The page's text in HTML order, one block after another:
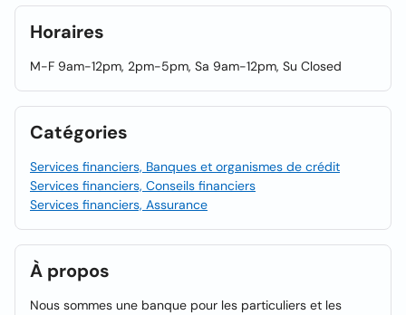
Horaires
M-F 9am-12pm, 2pm-5pm, Sa 9am-12pm, Su Closed
Catégories
Services financiers, Banques et organismes de crédit
Services financiers, Conseils financiers
Services financiers, Assurance
À propos
Nous sommes une banque pour les particuliers et les